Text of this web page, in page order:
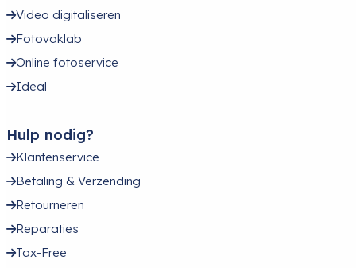
Video digitaliseren
Fotovaklab
Online fotoservice
Ideal
Hulp nodig?
Klantenservice
Betaling & Verzending
Retourneren
Reparaties
Tax-Free